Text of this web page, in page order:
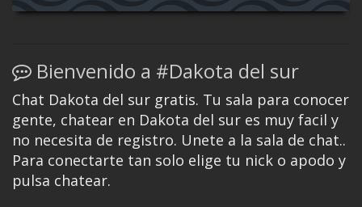
Bienvenido a #Dakota del sur
Chat Dakota del sur gratis. Tu sala para conocer
gente, chatear en Dakota del sur es muy facil y
no necesita de registro. Unete a la sala de chat..
Para conectarte tan solo elige tu nick o apodo y
pulsa chatear.